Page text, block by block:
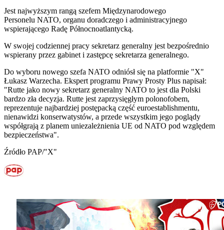
Jest najwyższym rangą szefem Międzynarodowego
Personelu NATO, organu doradczego i administracyjnego
wspierającego Radę Północnoatlantycką.
W swojej codziennej pracy sekretarz generalny jest bezpośrednio
wspierany przez gabinet i zastępcę sekretarza generalnego.
Do wyboru nowego szefa NATO odniósł się na platformie "X"
Łukasz Warzecha. Ekspert programu Prawy Prosty Plus napisał:
"Rutte jako nowy sekretarz generalny NATO to jest dla Polski
bardzo zła decyzja. Rutte jest zaprzysięgłym polonofobem,
reprezentuje najbardziej postępacką część euroestablishmentu,
nienawidzi konserwatystów, a przede wszystkim jego poglądy
współgrają z planem uniezależnienia UE od NATO pod względem
bezpieczeństwa".
Źródło PAP/"X"